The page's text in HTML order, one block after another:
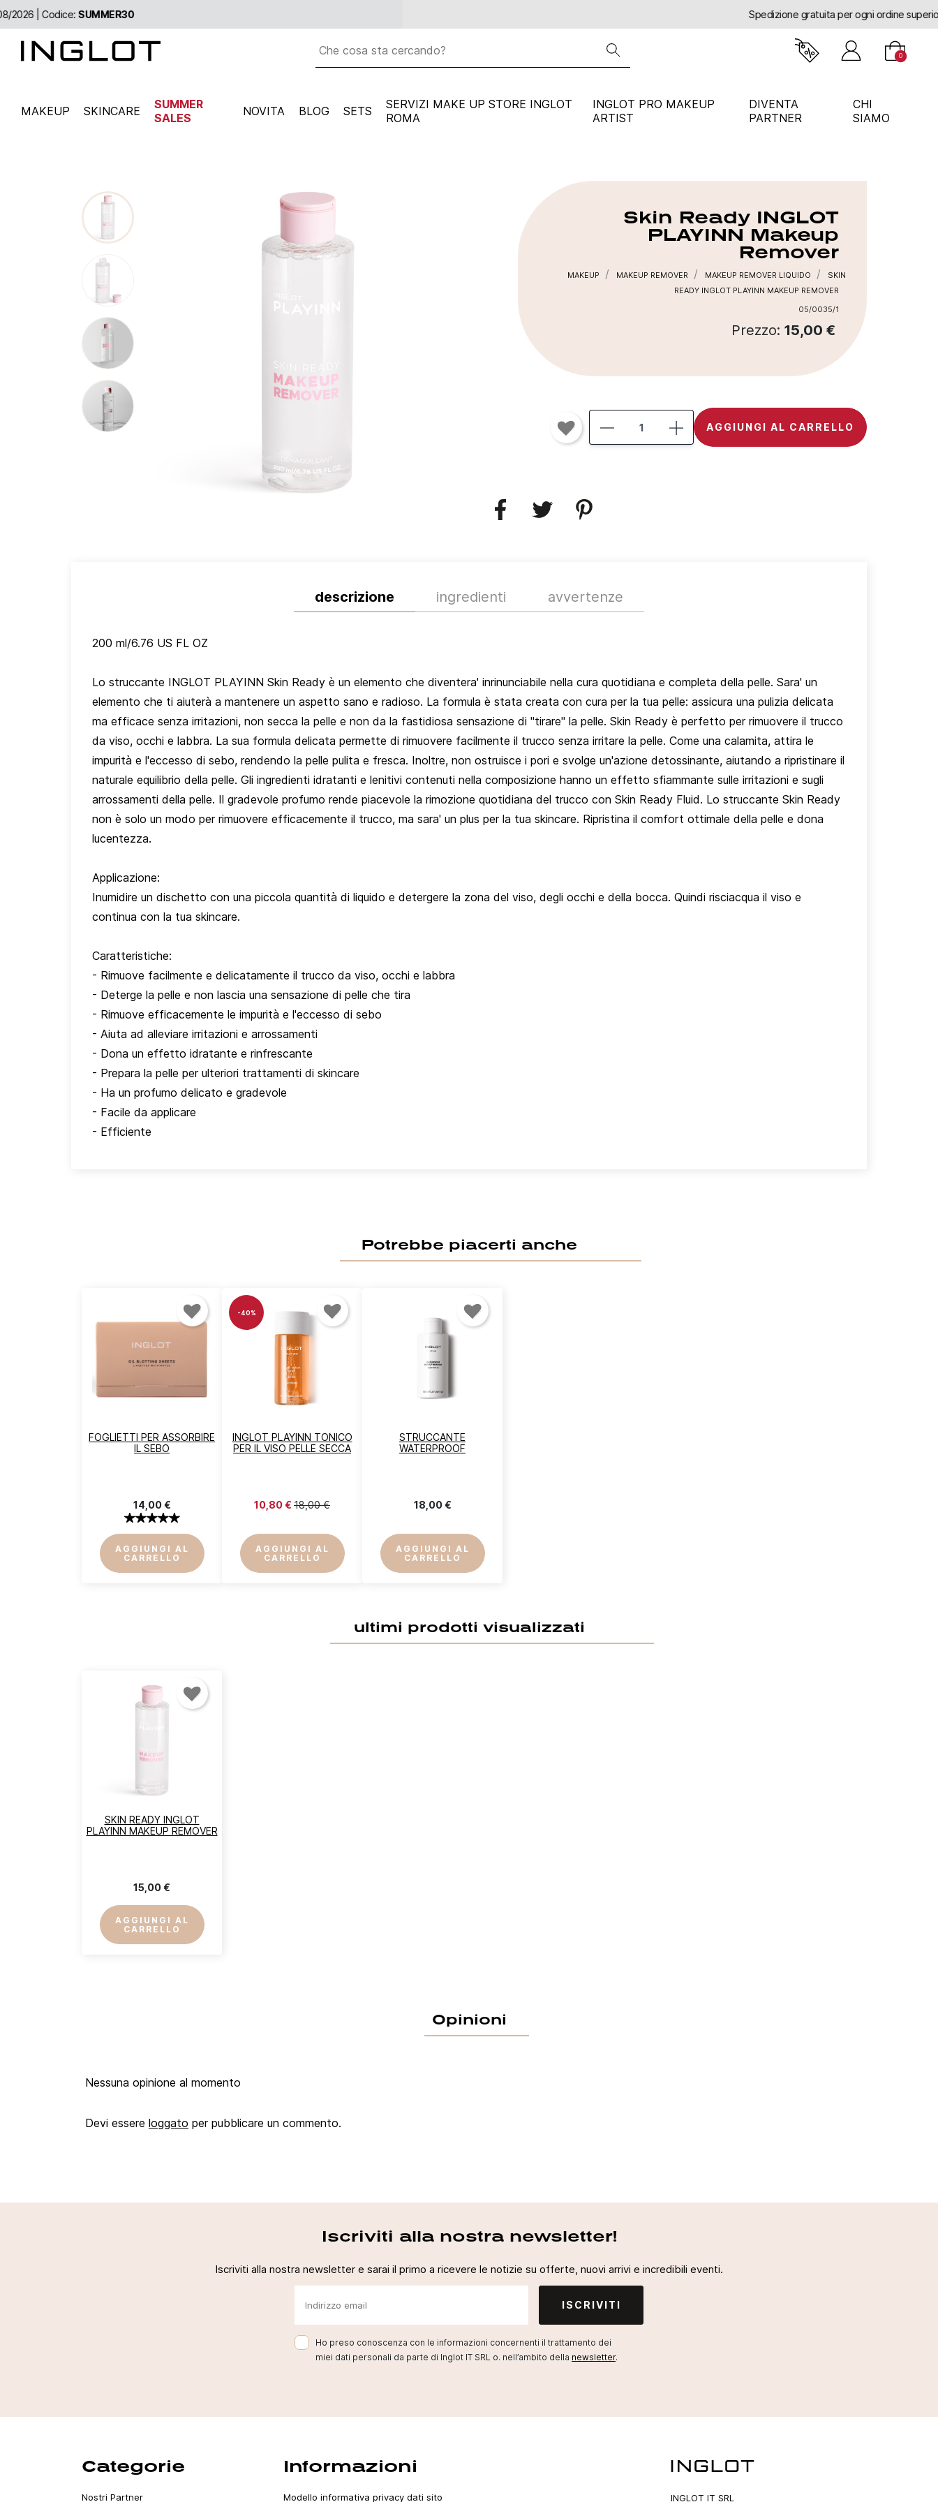
0
MAKEUP SKINCARE
SUMMER
SALES
NOVITA BLOG SETS
SERVIZI MAKE UP STORE INGLOT
ROMA
INGLOT PRO MAKEUP
ARTIST
DIVENTA
PARTNER
CHI
SIAMO
Skin Ready INGLOT
PLAYINN Makeup
Remover
MAKEUP MAKEUP REMOVER MAKEUP REMOVER LIQUIDO
SKIN
READY INGLOT PLAYINN MAKEUP REMOVER
05/0035/1
Prezzo: 15,00 €
AGGIUNGI AL CARRELLO
descrizione ingredienti avvertenze
200 ml/6.76 US FL OZ
Lo struccante INGLOT PLAYINN Skin Ready è un elemento che diventera' inrinunciabile nella cura quotidiana e completa della pelle. Sara' un
elemento che ti aiuterà a mantenere un aspetto sano e radioso. La formula è stata creata con cura per la tua pelle: assicura una pulizia delicata
ma efficace senza irritazioni, non secca la pelle e non da la fastidiosa sensazione di "tirare" la pelle. Skin Ready è perfetto per rimuovere il trucco
da viso, occhi e labbra. La sua formula delicata permette di rimuovere facilmente il trucco senza irritare la pelle. Come una calamita, attira le
impurità e l'eccesso di sebo, rendendo la pelle pulita e fresca. Inoltre, non ostruisce i pori e svolge un'azione detossinante, aiutando a ripristinare il
naturale equilibrio della pelle. Gli ingredienti idratanti e lenitivi contenuti nella composizione hanno un effetto sfiammante sulle irritazioni e sugli
arrossamenti della pelle. Il gradevole profumo rende piacevole la rimozione quotidiana del trucco con Skin Ready Fluid. Lo struccante Skin Ready
non è solo un modo per rimuovere efficacemente il trucco, ma sara' un plus per la tua skincare. Ripristina il comfort ottimale della pelle e dona
lucentezza.
Applicazione:
Inumidire un dischetto con una piccola quantità di liquido e detergere la zona del viso, degli occhi e della bocca. Quindi risciacqua il viso e
continua con la tua skincare.
Caratteristiche:
- Rimuove facilmente e delicatamente il trucco da viso, occhi e labbra
- Deterge la pelle e non lascia una sensazione di pelle che tira
- Rimuove efficacemente le impurità e l'eccesso di sebo
- Aiuta ad alleviare irritazioni e arrossamenti
- Dona un effetto idratante e rinfrescante
- Prepara la pelle per ulteriori trattamenti di skincare
- Ha un profumo delicato e gradevole
- Facile da applicare
- Efficiente
Potrebbe piacerti anche
FOGLIETTI PER ASSORBIRE
IL SEBO
14,00 €
AGGIUNGI AL
CARRELLO
INGLOT PLAYINN TONICO
PER IL VISO PELLE SECCA
10,80 € 18,00 €
AGGIUNGI AL
CARRELLO
-40%
STRUCCANTE
WATERPROOF
18,00 €
AGGIUNGI AL
CARRELLO
ultimi prodotti visualizzati
SKIN READY INGLOT
PLAYINN MAKEUP REMOVER
15,00 €
AGGIUNGI AL
CARRELLO
Opinioni
Nessuna opinione al momento
Devi essere loggato per pubblicare un commento.
Iscriviti alla nostra newsletter!
Iscriviti alla nostra newsletter e sarai il primo a ricevere le notizie su offerte, nuovi arrivi e incredibili eventi.
ISCRIVITI
Ho preso conoscenza con le informazioni concernenti il trattamento dei
miei dati personali da parte di Inglot IT SRL o. nell’ambito della newsletter.
Categorie
Nostri Partner
Informazioni
Modello informativa privacy dati sito INGLOT IT SRL